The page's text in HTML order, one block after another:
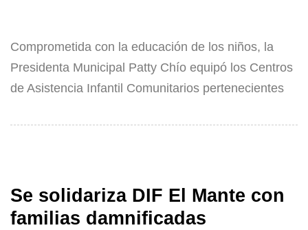
Comprometida con la educación de los niños, la
Presidenta Municipal Patty Chío equipó los Centros
de Asistencia Infantil Comunitarios pertenecientes
Se solidariza DIF El Mante con
familias damnificadas